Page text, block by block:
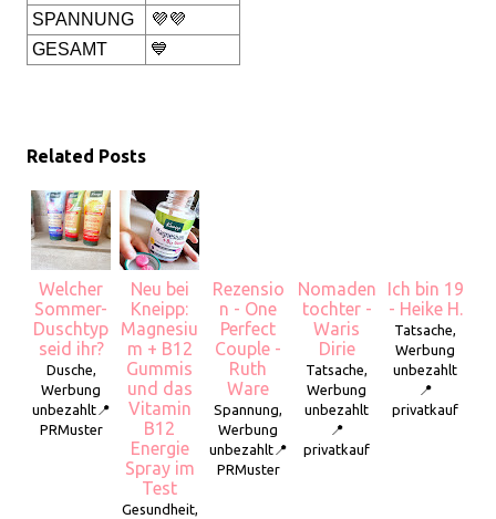
SPANNUNG
💜💜
GESAMT
💙
Related Posts
Welcher
Sommer-
Duschtyp
seid ihr?
Dusche,
Werbung
unbezahlt📍
PRMuster
Neu bei
Kneipp:
Magnesiu
m + B12
Gummis
und das
Vitamin
B12
Energie
Spray im
Test
Gesundheit,
Rezensio
n - One
Perfect
Couple -
Ruth
Ware
Spannung,
Werbung
unbezahlt📍
PRMuster
Nomaden
tochter -
Waris
Dirie
Tatsache,
Werbung
unbezahlt
📍
privatkauf
Ich bin 19
- Heike H.
Tatsache,
Werbung
unbezahlt
📍
privatkauf